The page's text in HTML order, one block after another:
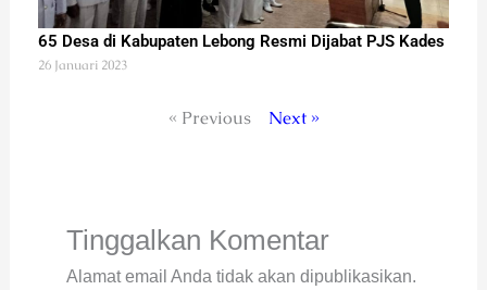
65 Desa di Kabupaten Lebong Resmi Dijabat PJS Kades
26 Januari 2023
« Previous Next »
Tinggalkan Komentar
Alamat email Anda tidak akan dipublikasikan.